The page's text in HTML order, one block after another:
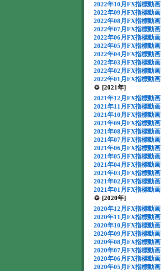
2022年10月FX指標動画
2022年09月FX指標動画
2022年08月FX指標動画
2022年07月FX指標動画
2022年06月FX指標動画
2022年05月FX指標動画
2022年04月FX指標動画
2022年03月FX指標動画
2022年02月FX指標動画
2022年01月FX指標動画
[2021年]
2021年12月FX指標動画
2021年11月FX指標動画
2021年10月FX指標動画
2021年09月FX指標動画
2021年08月FX指標動画
2021年07月FX指標動画
2021年06月FX指標動画
2021年05月FX指標動画
2021年04月FX指標動画
2021年03月FX指標動画
2021年02月FX指標動画
2021年01月FX指標動画
[2020年]
2020年12月FX指標動画
2020年11月FX指標動画
2020年10月FX指標動画
2020年09月FX指標動画
2020年08月FX指標動画
2020年07月FX指標動画
2020年06月FX指標動画
2020年05月FX指標動画